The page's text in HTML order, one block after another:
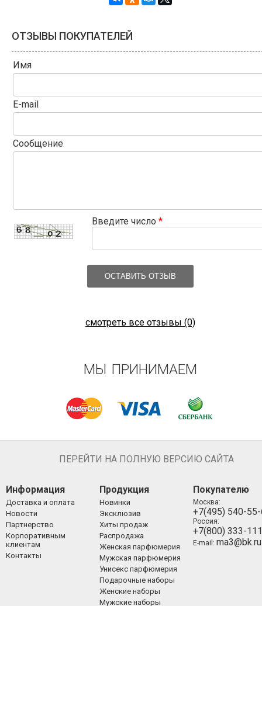
ОТЗЫВЫ ПОКУПАТЕЛЕЙ
Имя
E-mail
Сообщение
Введите число *
ОСТАВИТЬ ОТЗЫВ
смотреть все отзывы (0)
МЫ ПРИНИМАЕМ
ПЕРЕЙТИ НА ПОЛНУЮ ВЕРСИЮ САЙТА
Информация
Доставка и оплата
Новости
Партнерство
Корпоративным
клиентам
Контакты
Продукция
Новинки
Эксклюзив
Хиты продаж
Распродажа
Женская парфюмерия
Мужская парфюмерия
Унисекс парфюмерия
Подарочные наборы
Женские наборы
Мужские наборы
Покупателю
Москва:
+7(495) 540-
Россия:
+7(800) 333-
E-mail: ma3@bk.ru